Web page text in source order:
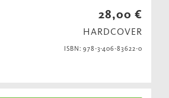
28,00 €
HARDCOVER
ISBN: 978-3-406-83622-0